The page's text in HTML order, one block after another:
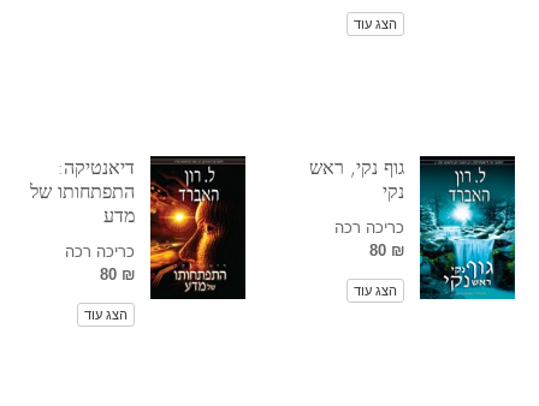
הצג עוד
גוף נקי, ראש
נקי
כריכה רכה
₪ 80
הצג עוד
דיאנטיקה:
התפתחותו של
מדע
כריכה רכה
₪ 80
הצג עוד